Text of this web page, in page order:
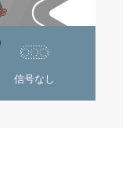
信号なし